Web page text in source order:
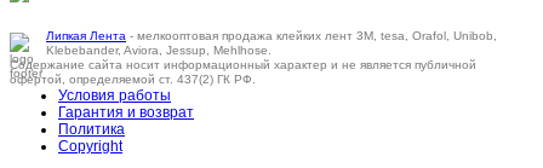
Липкая Лента - мелкооптовая продажа клейких лент 3M, tesa, Orafol, Unibob,
Klebebander, Aviora, Jessup, Mehlhose.
Содержание сайта носит информационный характер и не является публичной
офертой, определяемой ст. 437(2) ГК РФ.
Условия работы
Гарантия и возврат
Политика
Copyright